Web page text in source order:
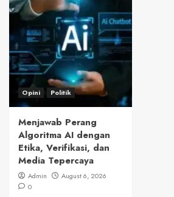
Opini Politik
Menjawab Perang
Algoritma AI dengan
Etika, Verifikasi, dan
Media Tepercaya
Admin
August 6, 2026
0